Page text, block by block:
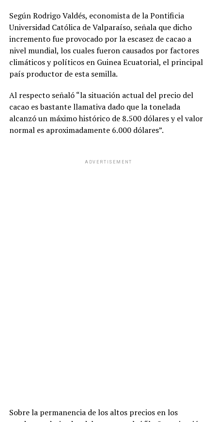
Según Rodrigo Valdés, economista de la Pontificia
Universidad Católica de Valparaíso, señala que dicho
incremento fue provocado por la escasez de cacao a
nivel mundial, los cuales fueron causados por factores
climáticos y políticos en Guinea Ecuatorial, el principal
país productor de esta semilla.
Al respecto señaló “la situación actual del precio del
cacao es bastante llamativa dado que la tonelada
alcanzó un máximo histórico de 8.500 dólares y el valor
normal es aproximadamente 6.000 dólares”.
ADVERTISEMENT
Sobre la permanencia de los altos precios en los